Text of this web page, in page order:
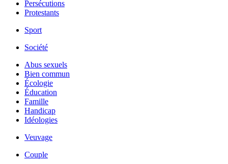
Persécutions
Protestants
Sport
Société
Abus sexuels
Bien commun
Écologie
Éducation
Famille
Handicap
Idéologies
Veuvage
Couple